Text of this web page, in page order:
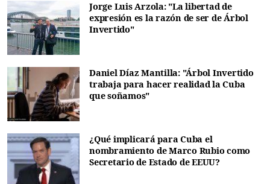
Jorge Luis Arzola: "La libertad de
expresión es la razón de ser de Árbol
Invertido"
Daniel Díaz Mantilla: "Árbol Invertido
trabaja para hacer realidad la Cuba
que soñamos"
¿Qué implicará para Cuba el
nombramiento de Marco Rubio como
Secretario de Estado de EEUU?